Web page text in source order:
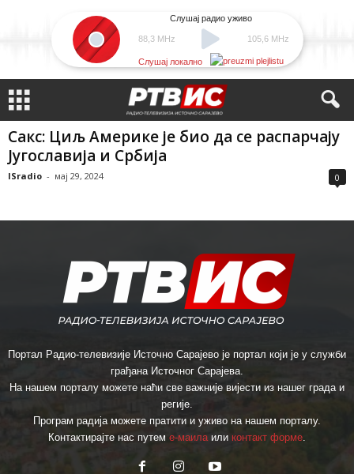
88,3 MHz
Слушај радио уживо
105,6 MHz
Слушај локално
Сакс: Циљ Америке је био да се распарчају
Југославија и Србија
ISradio - мај 29, 2024 0
Портал Радио-телевизије Источно Сарајево је портал који је у служби
грађана Источног Сарајева.
На нашем порталу можете наћи све важније вијести из нашег града и
регије.
Програм радија можете пратити и уживо на нашем порталу.
Контактирајте нас путем е-маилаили контакт форме.